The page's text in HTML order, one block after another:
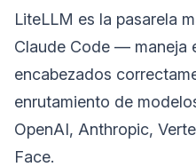
LiteLLM es la pasarela
Claude Code — maneja
encabezados
enrutamiento de
OpenAI, Anthropic,
Face.